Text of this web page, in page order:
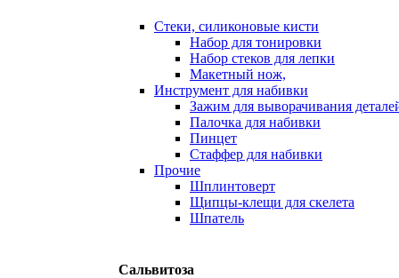
Стеки, силиконовые кисти
Набор для тонировки
Набор стеков для лепки
Макетный нож,
Инструмент для набивки
Зажим для выворачивания
Палочка для набивки
Пинцет
Стаффер для набивки
Прочие
Шплинтоверт
Щипцы-клещи для скелета
Шпатель
Сальвитоза